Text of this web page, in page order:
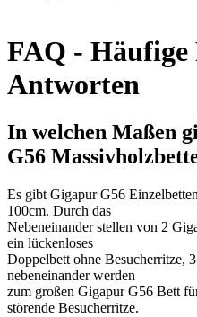
FAQ - Häufige
Antworten
In welchen Maßen
G56
Es gibt Gigapur G56
100cm. Durch das
Nebeneinander stellen von 2
ein lückenloses
Doppelbett ohne Besucherritze,
nebeneinander werden
zum großen Gigapur G56 Bett
störende Besucherritze.